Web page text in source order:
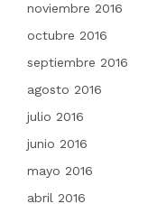
noviembre 2016
octubre 2016
septiembre 2016
agosto 2016
julio 2016
junio 2016
mayo 2016
abril 2016